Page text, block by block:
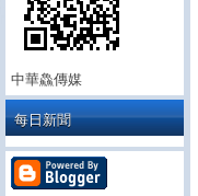
中華鱻傳媒
每日新聞